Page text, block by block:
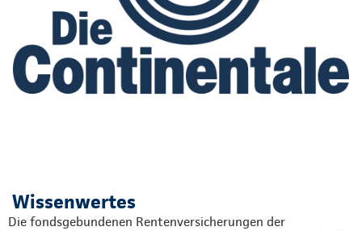
Wissenwertes
Die fondsgebundenen Rentenversicherungen der